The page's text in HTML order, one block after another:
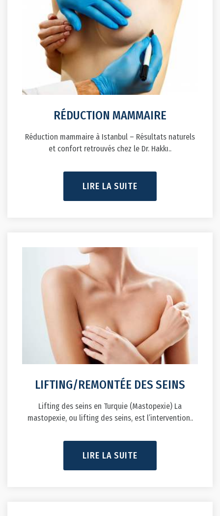
RÉDUCTION MAMMAIRE
Réduction mammaire à Istanbul – Résultats naturels
et confort retrouvés chez le Dr. Hakkı..
LIRE LA SUITE
LIFTING/REMONTÉE DES SEINS
Lifting des seins en Turquie (Mastopexie) La
mastopexie, ou lifting des seins, est l’intervention..
LIRE LA SUITE